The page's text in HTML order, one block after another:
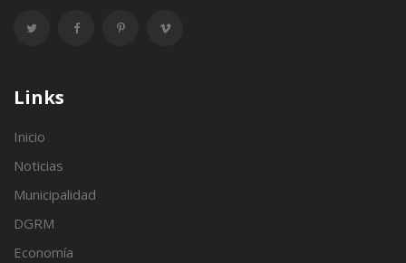
Links
Inicio
Noticias
Municipalidad
DGRM
Economía